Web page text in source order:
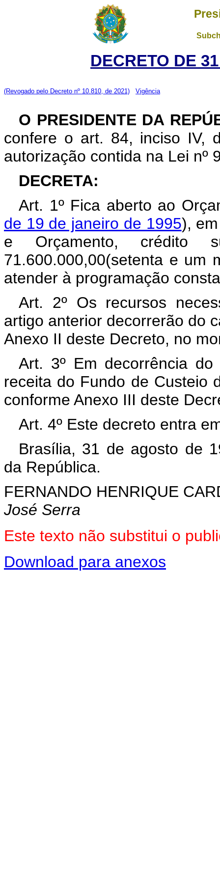
DECRETO DE
(Revogado pelo Decreto nº 10.810, de 2021) Vigência
O PRESIDENTE DA
confere o art. 84, inciso IV,
autorização contida na Lei nº
DECRETA:
Art. 1º Fica aberto ao
de 19 de janeiro de 1995),
e Orçamento, crédito
71.600.000,00(setenta e um
atender à programação
Art. 2º Os recursos
artigo anterior decorrerão do
Anexo II deste Decreto, no
Art. 3º Em decorrência
receita do Fundo de Custeio
conforme Anexo III deste
Art. 4º Este decreto entra
Brasília, 31 de agosto de
da República.
FERNANDO HENRIQUE
José Serra
Este texto não substitui o
Download para anexos